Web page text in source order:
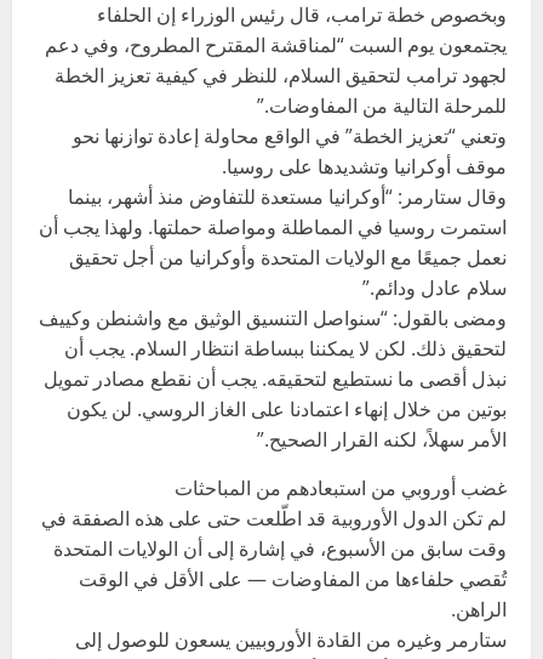
وبخصوص خطة ترامب، قال رئيس الوزراء إن الحلفاء
يجتمعون يوم السبت “لمناقشة المقترح المطروح، وفي دعم
لجهود ترامب لتحقيق السلام، للنظر في كيفية تعزيز الخطة
للمرحلة التالية من المفاوضات.”
وتعني “تعزيز الخطة” في الواقع محاولة إعادة توازنها نحو
موقف أوكرانيا وتشديدها على روسيا.
وقال ستارمر: “أوكرانيا مستعدة للتفاوض منذ أشهر، بينما
استمرت روسيا في المماطلة ومواصلة حملتها. ولهذا يجب أن
نعمل جميعًا مع الولايات المتحدة وأوكرانيا من أجل تحقيق
سلام عادل ودائم.”
ومضى بالقول: “سنواصل التنسيق الوثيق مع واشنطن وكييف
لتحقيق ذلك. لكن لا يمكننا ببساطة انتظار السلام. يجب أن
نبذل أقصى ما نستطيع لتحقيقه. يجب أن نقطع مصادر تمويل
بوتين من خلال إنهاء اعتمادنا على الغاز الروسي. لن يكون
الأمر سهلاً، لكنه القرار الصحيح.”
غضب أوروبي من استبعادهم من المباحثات
لم تكن الدول الأوروبية قد اطّلعت حتى على هذه الصفقة في
وقت سابق من الأسبوع، في إشارة إلى أن الولايات المتحدة
تُقصي حلفاءها من المفاوضات — على الأقل في الوقت
الراهن.
ستارمر وغيره من القادة الأوروبيين يسعون للوصول إلى